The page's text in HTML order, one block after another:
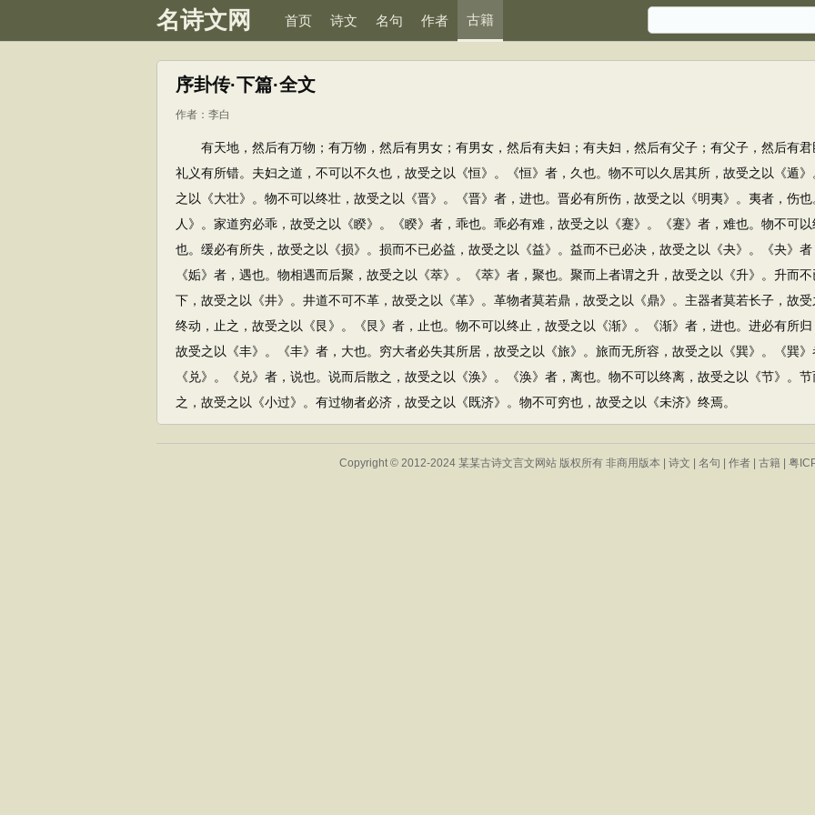
名诗文网 首页 诗文 名句 作者 古籍
序卦传·下篇·全文
作者： 李白
有天地，然后有万物；有万物，然后有男女；有男女，然后有夫妇；有夫妇，然后有父子；有父子，然后有
礼义有所错。夫妇之道，不可以不久也，故受之以《恒》。《恒》者，久也。物不可以久居其所，故受之以《遁
之以《大壮》。物不可以终壮，故受之以《晋》。《晋》者，进也。晋必有所伤，故受之以《明夷》。夷者，伤
人》。家道穷必乖，故受之以《睽》。《睽》者，乖也。乖必有难，故受之以《蹇》。《蹇》者，难也。物不可
也。缓必有所失，故受之以《损》。损而不已必益，故受之以《益》。益而不已必决，故受之以《夬》。《夬》者
《姤》者，遇也。物相遇而后聚，故受之以《萃》。《萃》者，聚也。聚而上者谓之升，故受之以《升》。升而
下，故受之以《井》。井道不可不革，故受之以《革》。革物者莫若鼎，故受之以《鼎》。主器者莫若长子，故
终动，止之，故受之以《艮》。《艮》者，止也。物不可以终止，故受之以《渐》。《渐》者，进也。进必有所
故受之以《丰》。《丰》者，大也。穷大者必失其所居，故受之以《旅》。旅而无所容，故受之以《巽》。《巽
《兑》。《兑》者，说也。说而后散之，故受之以《涣》。《涣》者，离也。物不可以终离，故受之以《节》。
之，故受之以《小过》。有过物者必济，故受之以《既济》。物不可穷也，故受之以《未济》终焉。
Copyright © 2012-2024 某某古诗文言文网站 版权所有 非商用版本 | 诗文 名句 作者 古籍 粤